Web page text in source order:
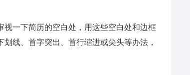
一下简历的空白处，用这些空白处和边框
线、首字突出、首行缩进或尖头等办法，